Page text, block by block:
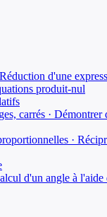
d'une
produit-nul
carrés ·
·
d'un angle à